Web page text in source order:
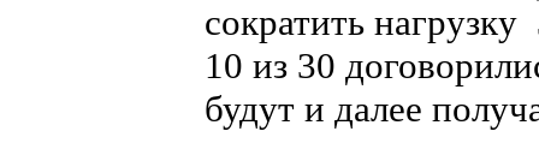
сократить нагрузку
10 из 30
будут и далее